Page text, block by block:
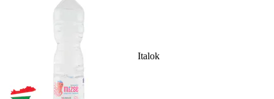
Italok